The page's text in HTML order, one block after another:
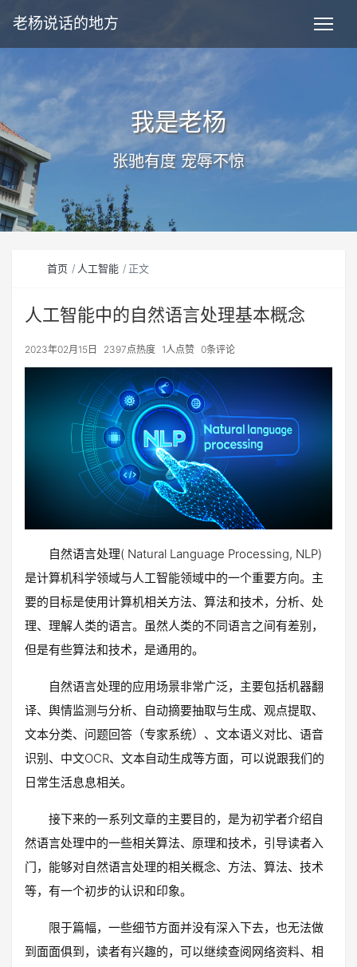
老杨说话的地方
我是老杨
张驰有度 宠辱不惊
首页 人工智能 正文
人工智能中的自然语言处理基本概念
2023年02月15日 2397点热度 1人点赞 0条评论
自然语言处理( Natural Language Processing, NLP)
是计算机科学领域与人工智能领域中的一个重要方向。主
要的目标是使用计算机相关方法、算法和技术，分析、处
理、理解人类的语言。虽然人类的不同语言之间有差别，
但是有些算法和技术，是通用的。
自然语言处理的应用场景非常广泛，主要包括机器翻
译、舆情监测与分析、自动摘要抽取与生成、观点提取、
文本分类、问题回答（专家系统）、文本语义对比、语音
识别、中文OCR、文本自动生成等方面，可以说跟我们的
日常生活息息相关。
接下来的一系列文章的主要目的，是为初学者介绍自
然语言处理中的一些相关算法、原理和技术，引导读者入
门，能够对自然语言处理的相关概念、方法、算法、技术
等，有一个初步的认识和印象。
限于篇幅，一些细节方面并没有深入下去，也无法做
到面面俱到，读者有兴趣的，可以继续查阅网络资料、相